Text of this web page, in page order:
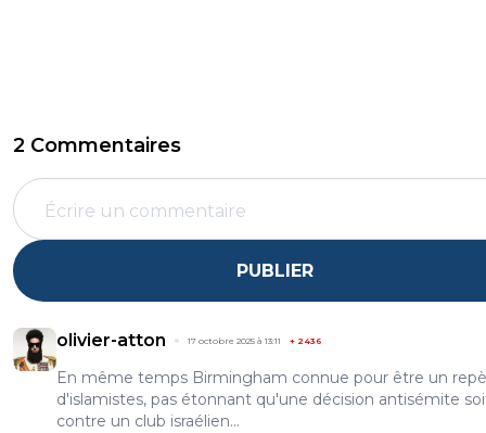
2 Commentaires
PUBLIER
olivier-atton 17 octobre 2025 à 13:11 + 2436
En même temps Birmingham connue pour être un
d'islamistes, pas étonnant qu'une décision antisémite
contre un club israélien...